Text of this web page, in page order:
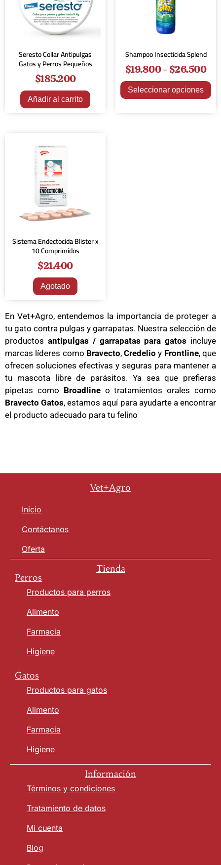
Seresto Collar Antipulgas
Gatos y Perros Pequeños
$185.200
Añadir al carrito
Shampoo Insecticida Splend
$19.800-$26.500
Seleccionar opciones
Sistema Endectocida Blister x
10 Comprimidos
$21.400
Agotado
En Vet+Agro, entendemos la importancia de proteger a
tu gato contra pulgas y garrapatas. Nuestra selección de
productos antipulgas / garrapatas para gatos incluye
marcas líderes como Bravecto,Credelio y Frontline, que
ofrecen soluciones efectivas y seguras para mantener a
tu mascota libre de parásitos. Ya sea que prefieras
pipetas como Broadlineo tratamientos orales como
Bravecto Gatos, estamos aquí para ayudarte a encontrar
el producto adecuado para tu felino
Vet+Agro
Inicio
Contáctanos
Oferta
Tienda
Perros
Productos para perros
Alimento
Farmacia
Higiene
Gatos
Productos para gatos
Alimento
Farmacia
Higiene
Información
Términos y condiciones
Tratamiento de datos
Mi cuenta
Blog